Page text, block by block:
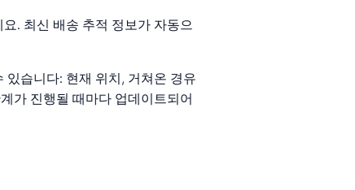
. 최신 배송 추적 정보가 자동으
습니다: 현재 위치, 거쳐온 경유
가 진행될 때마다 업데이트되어